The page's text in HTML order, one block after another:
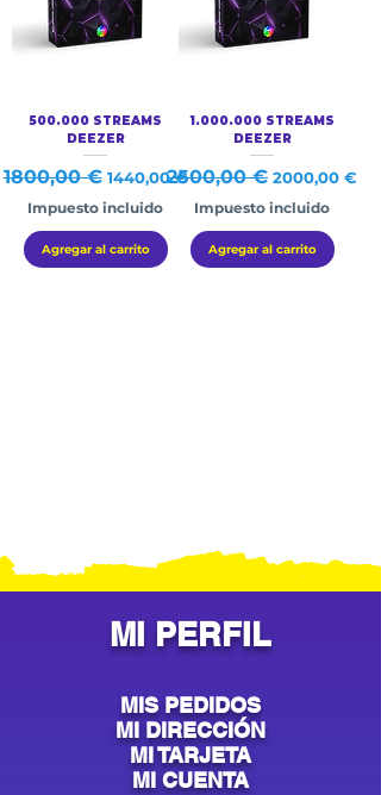
500.000 STREAMS
DEEZER
Precio
1800,00 € Precio de oferta
1440,00 €
Impuesto incluido
Agregar al carrito
1.000.000 STREAMS
DEEZER
Precio
2500,00 € Precio de
2000,00 €
Impuesto incluido
Agregar al carrito
MI PERFIL
MIS PEDIDOS
MI DIRECCIÓN
MI TARJETA
MI CUENTA